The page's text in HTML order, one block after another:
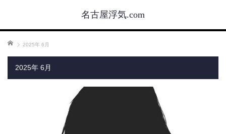
名古屋浮気.com
ホーム 2025年 6月
2025年 6月